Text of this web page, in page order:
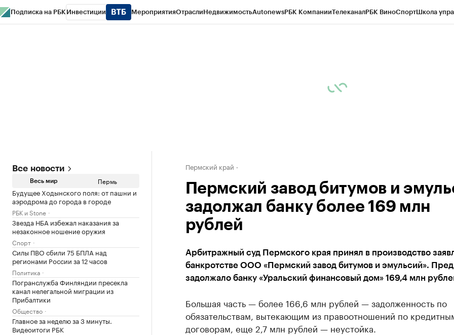
Подписка на РБК Инвестиции МероприятияОтраслиНедвижимостьAutonewsРБК КомпанииТелеканалРБК ВиноСпортШкола
Все новости
Весь мир Пермь
Будущее Ходынского поля: от пашни и
аэродрома до города в городе
РБК и Stone
Звезда НБА избежал наказания за
незаконное ношение оружия
Спорт
Силы ПВО сбили 75 БПЛА над
регионами России за 12 часов
Политика
Погранслужба Финляндии пресекла
канал нелегальной миграции из
Прибалтики
Общество
Главное за неделю за 3 минуты.
Видеоитоги РБК
Пермский край
Пермский завод битумов и
задолжал банку более 169 млн
рублей
Арбитражный суд Пермского края принял в производство
банкротстве ООО «Пермский завод битумов и эмульсий».
задолжало банку «Уральский финансовый дом» 169,4 млн
Большая часть — более 166,6 млн рублей — задолженность по
обязательствам, вытекающим из правоотношений по
договорам, еще 2,7 млн рублей — неустойка.